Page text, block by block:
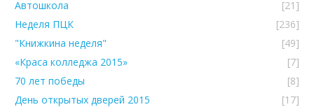
Автошкола
[21]
Неделя ПЦК
[236]
"Книжкина неделя"
[49]
«Краса колледжа 2015»
[7]
70 лет победы
[8]
День открытых дверей 2015
[17]